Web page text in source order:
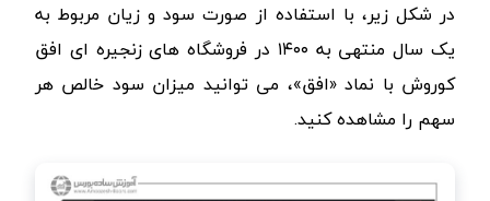
در شکل زیر، با استفاده از صورت سود و زیان مربوط به
یک سال منتهی به ۱۴۰۰ در فروشگاه های زنجیره ای افق
کوروش با نماد «افق»، می توانید میزان سود خالص هر
سهم را مشاهده کنید.